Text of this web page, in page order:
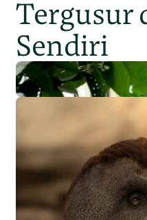
Tergusur
Sendiri